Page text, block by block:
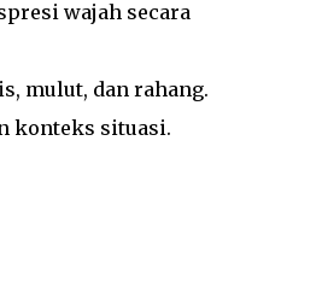
wajah secara
mulut, dan rahang.
konteks situasi.